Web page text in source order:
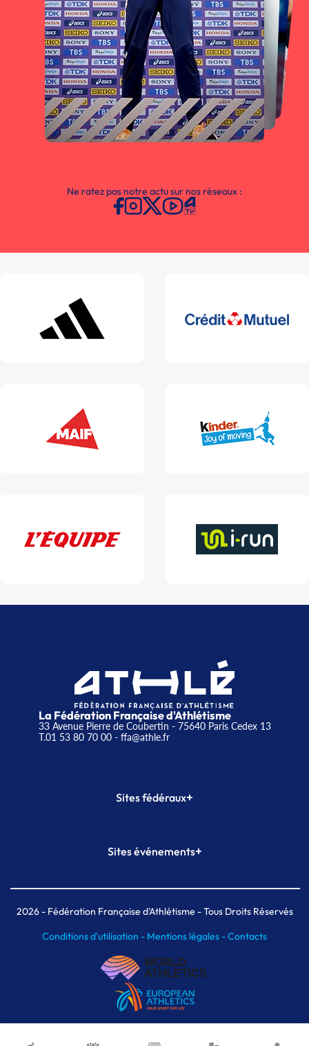
Ne ratez pas notre actu sur nos réseaux :
La Fédération Française d'Athlétisme
33 Avenue Pierre de Coubertin - 75640 Paris Cedex 13
T.01 53 80 70 00- ffa@athle.fr
Sites fédéraux+
Plateforme Formation
Sites événements+
Meeting de Paris indoor
MAIF Ekiden de Paris
2026- Fédération Française d'Athlétisme - Tous Droits Réservés
Conditions d'utilisation - Mentions légales -Contacts